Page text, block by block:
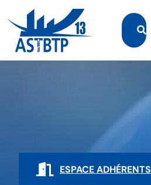
ESPACE ADHÉRENTS
Panneau de gestion des cookies